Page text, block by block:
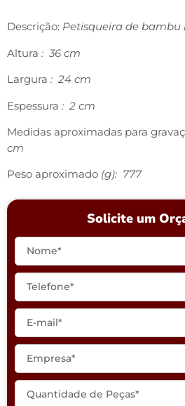
Descrição: Petisqueira de bambu
Altura : 36 cm
Largura : 24 cm
Espessura : 2 cm
Medidas aproximadas para
cm
Peso aproximado (g): 777
Solicite um